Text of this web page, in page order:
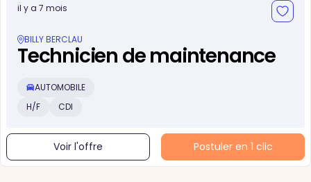
il y a 7 mois
BILLY BERCLAU
Technicien de maintenance
AUTOMOBILE
H/F
CDI
Voir l'offre Postuler en 1 clic